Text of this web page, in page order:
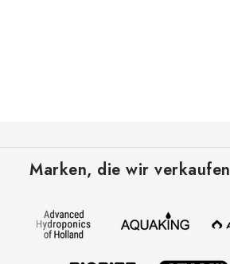
Marken, die wir verkaufen